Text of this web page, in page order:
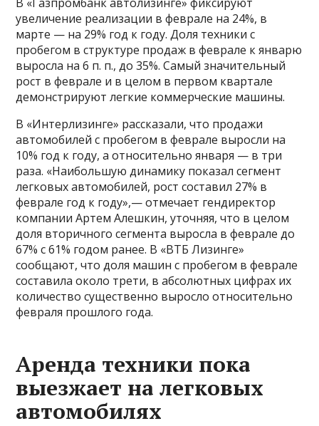
увеличение реализации в феврале на 24%, в
марте — на 29% год к году. Доля техники с
пробегом в структуре продаж в феврале к январю
выросла на 6 п. п., до 35%. Самый значительный
рост в феврале и в целом в первом квартале
демонстрируют легкие коммерческие машины.
В «Интерлизинге» рассказали, что продажи
автомобилей с пробегом в феврале выросли на
10% год к году, а относительно января — в три
раза. «Наибольшую динамику показал сегмент
легковых автомобилей, рост составил 27% в
феврале год к году»,— отмечает гендиректор
компании Артем Алешкин, уточняя, что в целом
доля вторичного сегмента выросла в феврале до
67% с 61% годом ранее. В «ВТБ Лизинге»
сообщают, что доля машин с пробегом в феврале
составила около трети, в абсолютных цифрах их
количество существенно выросло относительно
февраля прошлого года.
Аренда техники пока
выезжает на легковых
автомобилях